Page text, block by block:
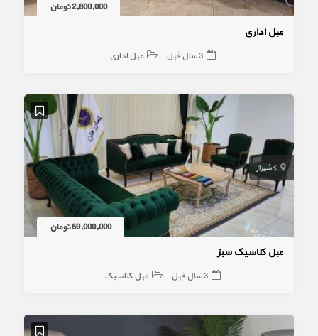
2,800,000 تومان
مبل اداری
3 سال قبل مبل اداری
شیراز
59,000,000 تومان
مبل کلاسیک سبز
3 سال قبل مبل کلاسیک